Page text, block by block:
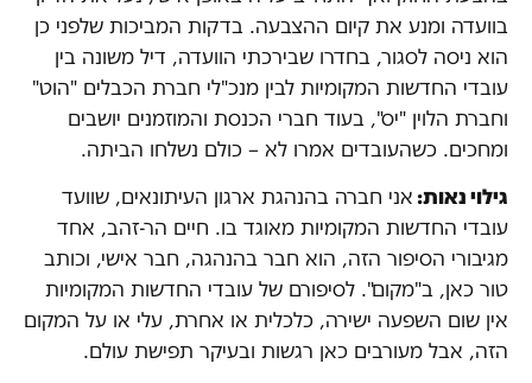
בוועדה ומנע את קיום ההצבעה. בדקות המביכות שלפני כן
הוא ניסה לסגור, בחדרו שבירכתי הוועדה, דיל משונה בין
עובדי החדשות המקומיות לבין מנכ"לי חברת הכבלים "הוט"
וחברת הלוין "יס", בעוד חברי הכנסת והמוזמנים יושבים
ומחכים. כשהעובדים אמרו לא – כולם נשלחו הביתה.
גילוי נאות: אני חברה בהנהגת ארגון העיתונאים, שוועד
עובדי החדשות המקומיות מאוגד בו. חיים הר-זהב, אחד
מגיבורי הסיפור הזה, הוא חבר בהנהגה, חבר אישי, וכותב
טור כאן, ב"מקום". לסיפורם של עובדי החדשות המקומיות
אין שום השפעה ישירה, כלכלית או אחרת, עלי או על המקום
הזה, אבל מעורבים כאן רגשות ובעיקר תפישת עולם.